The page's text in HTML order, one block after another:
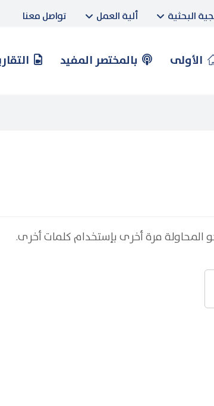
البحثية ألية العمل تواصل معنا
الأولى بالمختصر المفيد
المحاولة مرة أخرى بإستخدام كلمات أخرى.